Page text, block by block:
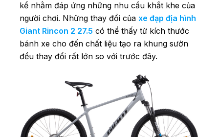
kể nhằm đáp ứng những nhu cầu khắt khe của
người chơi. Những thay đổi của xe đạp địa hình
Giant Rincon 2 27.5 có thể thấy từ kích thước
bánh xe cho đến chất liệu tạo ra khung sườn
đều thay đổi rất lớn so với trước đây.